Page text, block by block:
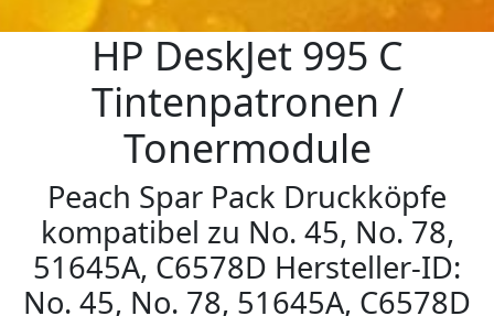
HP DeskJet 995 C
Tintenpatronen /
Tonermodule
Peach Spar Pack Druckköpfe
kompatibel zu No. 45, No. 78,
51645A, C6578D Hersteller-ID:
No. 45, No. 78, 51645A, C6578D